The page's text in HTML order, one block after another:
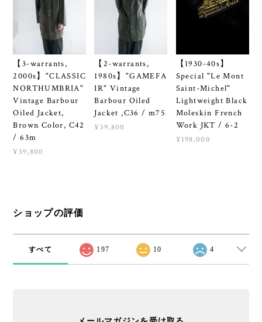
【3-warrants,
2000s】"CLASSIC
NORTHUMBRIA"
Vintage Barbour
Oiled Jacket,
Brown Color, C42
/ 63m
¥39,800
【2-warrants,
1980s】"GAMEFA
IR" Vintage
Barbour Oiled
Jacket ,C36 / m75
¥39,800
【1930-40s】
Special "Le Mont
Saint-Michel"
Lightweight Black
Moleskin French
Work JKT / 6-2
¥198,000
ショップの評価
すべて 197 10 4